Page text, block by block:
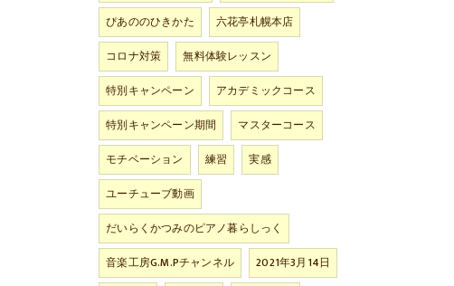
ぴあののひきかた
六花亭札幌本店
コロナ対策
無料体験レッスン
特別キャンペーン
アカデミックコース
特別キャンペーン期間
マスターコース
モチベーション
練習
実感
ユーチューブ動画
だいらくかつみのピアノ暮らしっく
音楽工房G.M.Pチャンネル
2021年3月14日